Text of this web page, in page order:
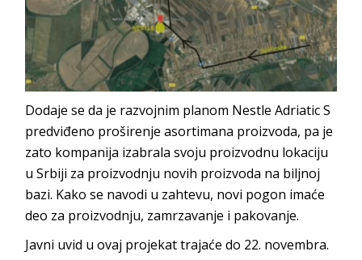
Dodaje se da je razvojnim planom Nestle Adriatic S
predviđeno proširenje asortimana proizvoda, pa je
zato kompanija izabrala svoju proizvodnu lokaciju
u Srbiji za proizvodnju novih proizvoda na biljnoj
bazi. Kako se navodi u zahtevu, novi pogon imaće
deo za proizvodnju, zamrzavanje i pakovanje.
Javni uvid u ovaj projekat trajaće do 22. novembra.